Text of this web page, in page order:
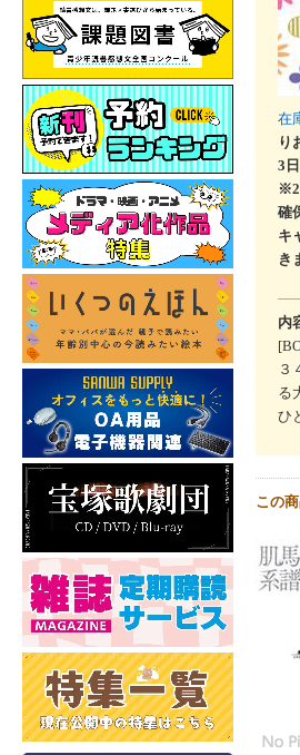
在
り
3
確
キ
き
内
３
る
ひ
この